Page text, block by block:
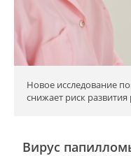
Новое исследование
снижает риск
Вирус